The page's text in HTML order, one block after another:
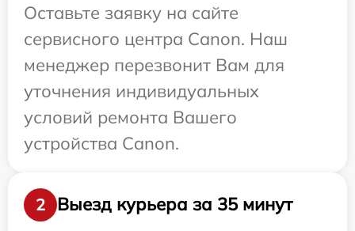
Оставьте заявку на сайте
сервисного центра Canon. Наш
менеджер перезвонит Вам для
уточнения индивидуальных
условий ремонта Вашего
устройства Canon.
2
Выезд курьера за 35 минут